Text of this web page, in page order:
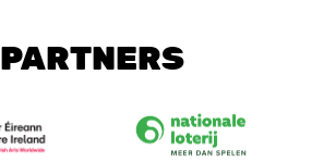
PARTNERS
Image